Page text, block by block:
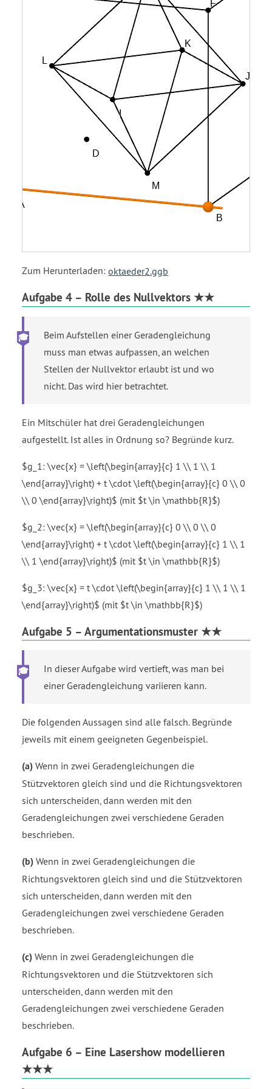
Zum Herunterladen: oktaeder2.ggb
Aufgabe 4 – Rolle des Nullvektors ★★
Beim Aufstellen einer Geradengleichung
muss man etwas aufpassen, an welchen
Stellen der Nullvektor erlaubt ist und wo
nicht. Das wird hier betrachtet.
Ein Mitschüler hat drei Geradengleichungen
aufgestellt. Ist alles in Ordnung so? Begründe kurz.
$g_1: \vec{x} = \left(\begin{array}{c} 1 \\ 1 \\ 1
\end{array}\right) + t \cdot \left(\begin{array}{c} 0 \\ 0
\\ 0 \end{array}\right)$ (mit $t \in \mathbb{R}$)
$g_2: \vec{x} = \left(\begin{array}{c} 0 \\ 0 \\ 0
\end{array}\right) + t \cdot \left(\begin{array}{c} 1 \\ 1
\\ 1 \end{array}\right)$ (mit $t \in \mathbb{R}$)
$g_3: \vec{x} = t \cdot \left(\begin{array}{c} 1 \\ 1 \\ 1
\end{array}\right)$ (mit $t \in \mathbb{R}$)
Aufgabe 5 – Argumentationsmuster ★★
In dieser Aufgabe wird vertieft, was man bei
einer Geradengleichung variieren kann.
Die folgenden Aussagen sind alle falsch. Begründe
jeweils mit einem geeigneten Gegenbeispiel.
(a) Wenn in zwei Geradengleichungen die
Stützvektoren gleich sind und die Richtungsvektoren
sich unterscheiden, dann werden mit den
Geradengleichungen zwei verschiedene Geraden
beschrieben.
(b) Wenn in zwei Geradengleichungen die
Richtungsvektoren gleich sind und die Stützvektoren
sich unterscheiden, dann werden mit den
Geradengleichungen zwei verschiedene Geraden
beschrieben.
(c) Wenn in zwei Geradengleichungen die
Richtungsvektoren und die Stützvektoren sich
unterscheiden, dann werden mit den
Geradengleichungen zwei verschiedene Geraden
beschrieben.
Aufgabe 6 – Eine Lasershow modellieren
★★★